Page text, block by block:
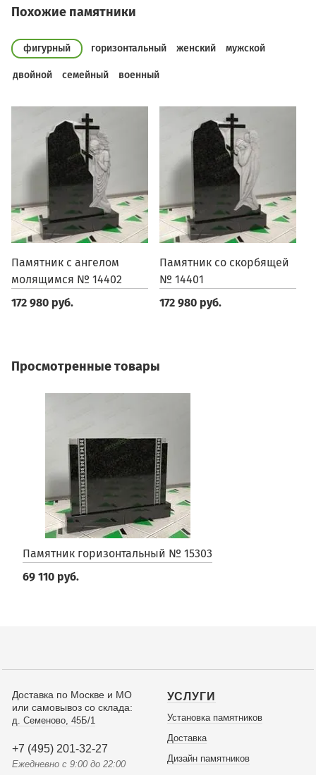
Похожие памятники
фигурный горизонтальный женский мужской
двойной семейный военный
Памятник с ангелом
молящимся № 14402
172 980 руб.
Памятник со скорбящей
№ 14401
172 980 руб.
Просмотренные товары
Памятник горизонтальный № 15303
69 110 руб.
Доставка по Москве и МО
или самовывоз со склада:
д. Семеново, 45Б/1
+7 (495) 201-32-27
Ежедневно с 9:00 до 22:00
УСЛУГИ
Установка памятников
Доставка
Дизайн памятников